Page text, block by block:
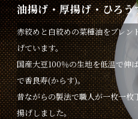
油揚げ・厚揚げ・ひろう
赤絞めと白絞めの菜種油をブレン
げています。
国産大豆100％の生地を低温で伸
で香良寿(からす)。
昔ながらの製法で職人が一枚一枚
揚げしました。